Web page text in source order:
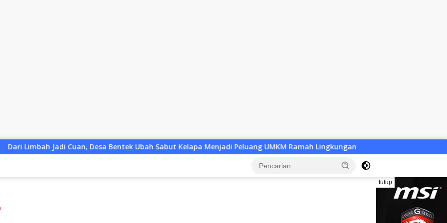
Desa Bentek Ubah Sabut Kelapa Menjadi Peluang UMKM Ramah Lingkungan Desa Baru Tak Lagi Sekadar Wacana,
tutup